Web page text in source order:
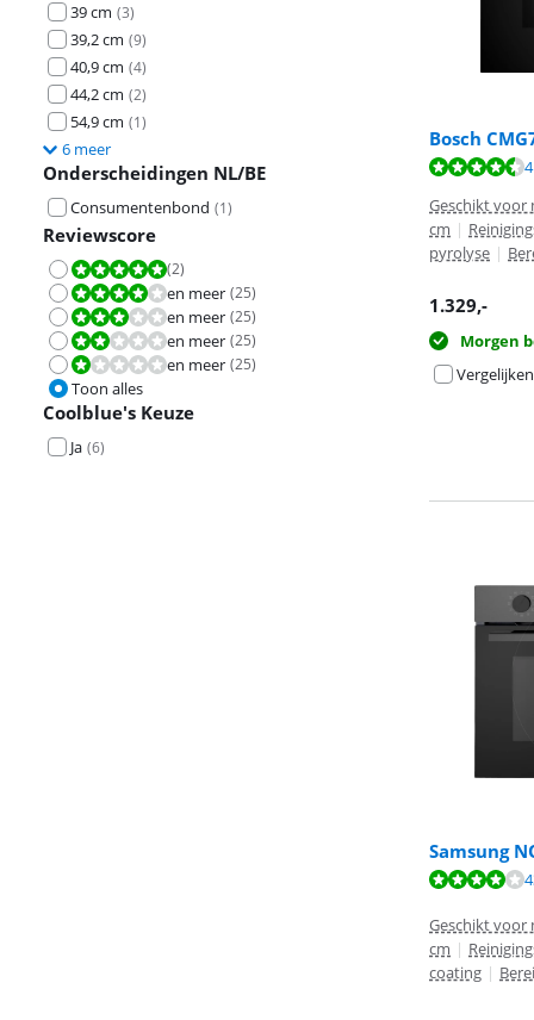
39 cm (3)
39,2 cm (9)
40,9 cm (4)
44,2 cm (2)
54,9 cm (1)
6 meer
Onderscheidingen NL/BE
Consumentenbond (1)
Reviewscore
Beoordeling is 10 van de 10.
(2)
Beoordeling is 8,0 van de 10.
en meer (25)
Beoordeling is 6,0 van de 10.
en meer (25)
Beoordeling is 4,0 van de 10.
en meer (25)
Beoordeling is 2,0 van de 10.
en meer (25)
Toon alles
Coolblue's Keuze
Ja (6)
Bosch
Beoordeling is
Geschikt voor
cm |
pyrolyse |
1.329,-
Morgen
Vergelijken
Beoordeling is
Samsung
Beoordeling is
Geschikt voor
cm |
coating |